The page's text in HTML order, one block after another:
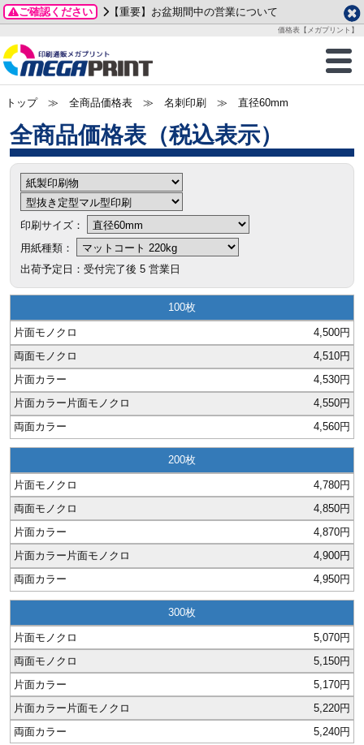
ご確認ください 【重要】お盆期間中の営業について
価格表【メガプリント】
商品一覧
グッズ
ステッカー
物
ックカード印刷
業ツール印刷
ィ・販促グッズ
イズ
ご利用ガイド
お客様へ
いて
ついて
方法
/送料について
刷
カード印刷
ード印刷
ックカード名刺
ムカード
印刷
ー印刷
ード印刷
刷
印刷
フォルダー
ファイル印刷
ァイル印刷
印刷
データ作成ガイド
成前に
ガイド
イド
加工指示ガイド
テンプレート
ード印刷
名刺印刷
名刺印刷
ックカード
ード印刷
刷
印刷
形マル型
刷
名刺印刷
印刷
ムカード印刷
刷
カード印刷
フォルダー
一覧
わせ
質問FAQ
り
プル請求
2026年 8月
月
火 水 木 金
土
1
3
4 5 6
8
10
11 12 13 14
15
17
18 19 20 21
22
24
25 26 27 28
29
31
2026年 9月
月
火 水 木 金
1
2 3 4
5
12
14
15
21
22
28
29
・休業日
トップ≫ 全商品価格表 ≫ 名刺印刷 ≫直径60mm
全商品価格表
印刷サイズ：
用紙種類：
出荷予定日：受付完了後5 営業日
100
4,500円
4,510円
4,530円
4,550円
4,560円
200
4,780円
4,850円
4,870円
4,900円
4,950円
300
5,070円
5,150円
5,170円
5,220円
5,240円